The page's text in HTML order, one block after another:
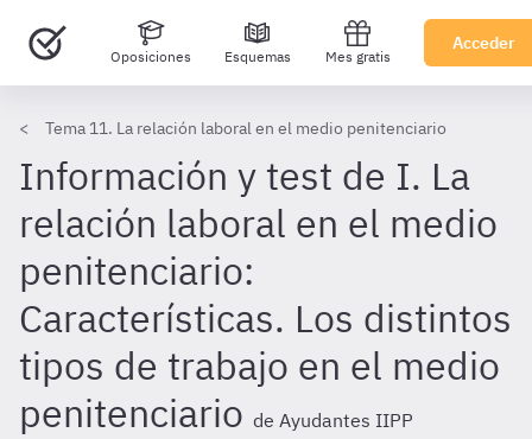
Oposiciones Esquemas Mes gratis
Acceder
Tema 11. La relación laboral en el medio penitenciario
Información y test de I. La
relación laboral en el medio
penitenciario:
Características. Los distintos
tipos de trabajo en el medio
penitenciario de Ayudantes IIPP